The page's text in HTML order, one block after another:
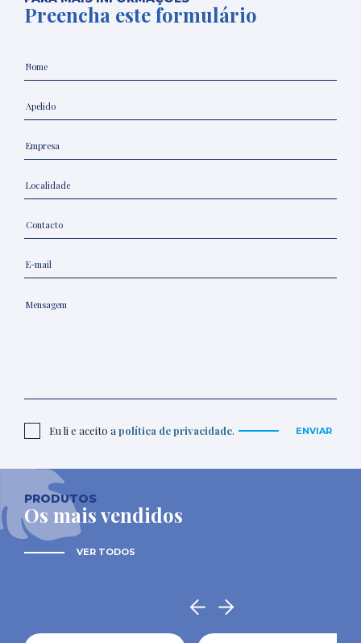
Preencha este formulário
Eu li e aceito a política de privacidade. ENVIAR
PRODUTOS
Os mais vendidos
VER TODOS